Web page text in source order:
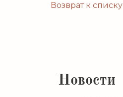
Возврат к списку
Новости